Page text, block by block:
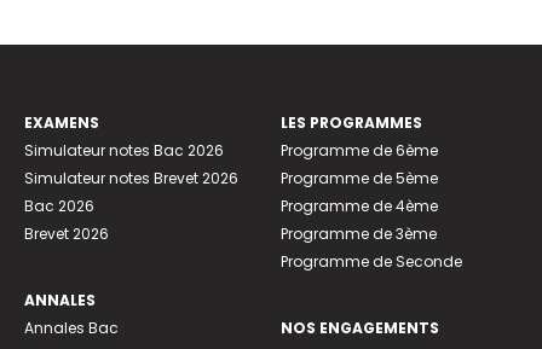
EXAMENS
Simulateur notes Bac 2026
Simulateur notes Brevet 2026
Bac 2026
Brevet 2026
ANNALES
Annales Bac
LES PROGRAMMES
Programme de 6ème
Programme de 5ème
Programme de 4ème
Programme de 3ème
Programme de Seconde
NOS ENGAGEMENTS